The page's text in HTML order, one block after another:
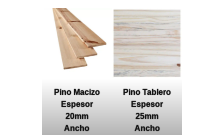
Pino Macizo
Espesor
20mm
Ancho
Pino Tablero
Espesor
25mm
Ancho